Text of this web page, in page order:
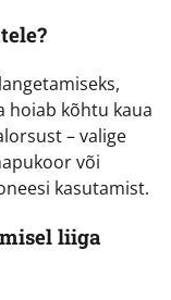
hoiab kõhtu kaua
– valige
või
kasutamist.
liiga